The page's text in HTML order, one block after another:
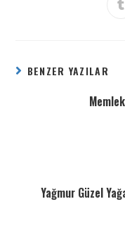
BENZER YAZILAR
Yağmur Güzel